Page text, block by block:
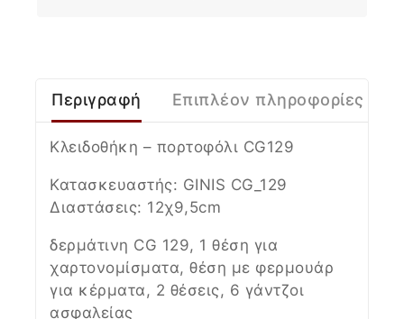
Περιγραφή Επιπλέον πληροφορίες
Κλειδοθήκη – πορτοφόλι CG129
Κατασκευαστής: GINIS CG_129
Διαστάσεις: 12χ9,5cm
δερμάτινη CG 129, 1 θέση για
χαρτονομίσματα, θέση με φερμουάρ
για κέρματα, 2 θέσεις, 6 γάντζοι
ασφαλείας